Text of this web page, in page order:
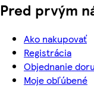
Pred prvým
Ako nakupovať
Registrácia
Objednanie
Moje obľúbené